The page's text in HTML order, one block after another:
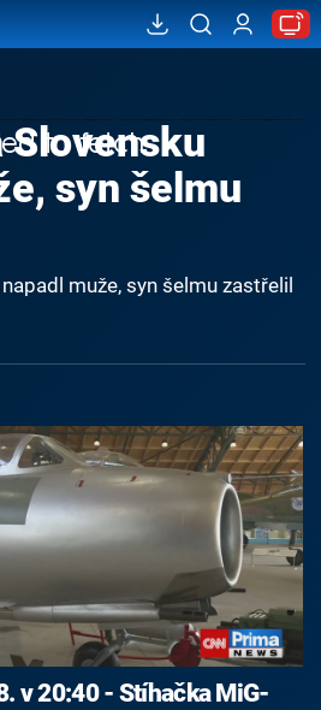
to fetch
Slovensku
syn šelmu
muže, syn šelmu zastřelil
v 20:40 - Stíhačka MiG-